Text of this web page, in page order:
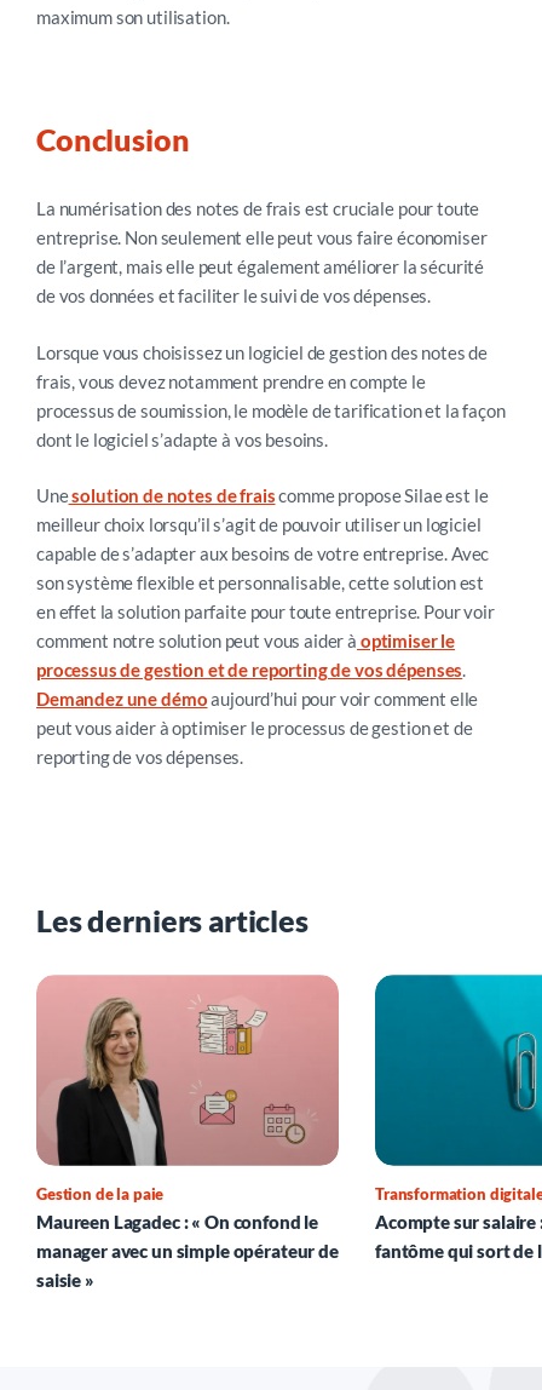
maximum son utilisation.
Conclusion
La numérisation des notes de frais est cruciale pour toute
entreprise. Non seulement elle peut vous faire économiser
de l’argent, mais elle peut également améliorer la sécurité
de vos données et faciliter le suivi de vos dépenses.
Lorsque vous choisissez un logiciel de gestion des notes de
frais, vous devez notamment prendre en compte le
processus de soumission, le modèle de tarification et la façon
dont le logiciel s’adapte à vos besoins.
Unesolution de notes de fraiscomme propose Silae est le
meilleur choix lorsqu’il s’agit de pouvoir utiliser un logiciel
capable de s’adapter aux besoins de votre entreprise. Avec
son système flexible et personnalisable, cette solution est
en effet la solution parfaite pour toute entreprise. Pour voir
comment notre solution peut vous aider à optimiser le
processus de gestion et de reporting de vos dépenses.
Demandez une démoaujourd’hui pour voir comment elle
peut vous aider à optimiser le processus de gestion et de
reporting de vos dépenses.
Les derniers articles
Gestion de la paie
Maureen Lagadec : « On confond le
manager avec un simple opérateur de
saisie »
Transformation
Acompte sur salaire
fantôme qui sort de